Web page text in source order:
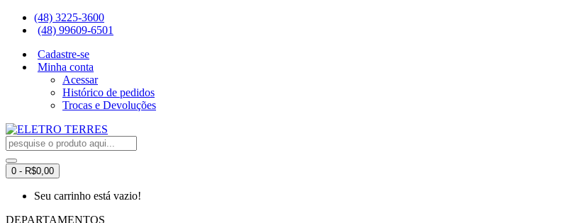
(48) 3225-3600
(48) 99609-6501
Cadastre-se
Minha conta
Acessar
Histórico de pedidos
Trocas e Devoluções
0 - R$0,00
Seu carrinho está vazio!
DEPARTAMENTOS